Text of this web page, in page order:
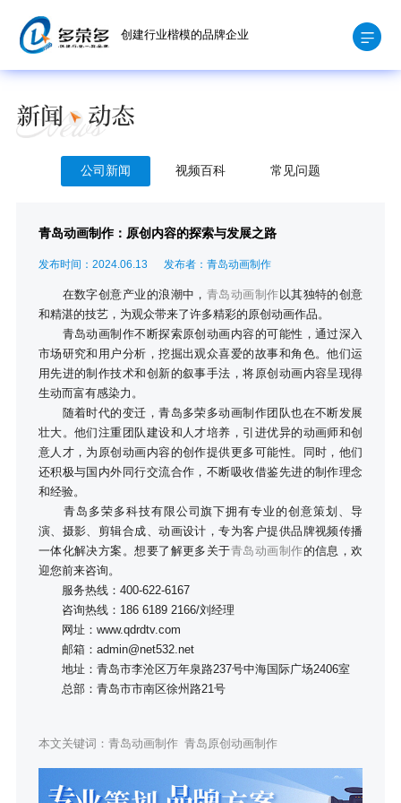
创建行业楷模的品牌企业
公司新闻 视频百科 常见问题
青岛动画制作：原创内容的探索与发展之路
发布时间：2024.06.13 发布者：青岛动画制作
在数字创意产业的浪潮中， 青岛动画制作 以其独特的创意
和精湛的技艺，为观众带来了许多精彩的原创动画作品。
青岛动画制作不断探索原创动画内容的可能性，通过深入
市场研究和用户分析，挖掘出观众喜爱的故事和角色。他们运
用先进的制作技术和创新的叙事手法，将原创动画内容呈现得
生动而富有感染力。
随着时代的变迁，青岛多荣多动画制作团队也在不断发展
壮大。他们注重团队建设和人才培养，引进优异的动画师和创
意人才，为原创动画内容的创作提供更多可能性。同时，他们
还积极与国内外同行交流合作，不断吸收借鉴先进的制作理念
和经验。
青岛多荣多科技有限公司旗下拥有专业的创意策划、导
演、摄影、剪辑合成、动画设计，专为客户提供品牌视频传播
一体化解决方案。想要了解更多关于青岛动画制作的信息，欢
迎您前来咨询。
服务热线：400-622-6167
咨询热线：186 6189 2166/刘经理
网址：www.qdrdtv.com
邮箱：admin@net532.net
地址：青岛市李沧区万年泉路237号中海国际广场2406室
总部：青岛市市南区徐州路21号
本文关键词： 青岛动画制作 青岛原创动画制作